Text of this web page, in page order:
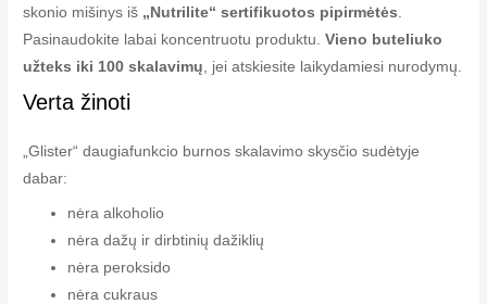
skonio mišinys iš „Nutrilite“ sertifikuotos pipirmėtės
Pasinaudokite labai koncentruotu produktu.Vieno buteliuko
užteks iki 100 skalavimų , jei atskiesite laikydamiesi nurodymų.
Verta žinoti
„Glister“ daugiafunkcio burnos skalavimo skysčio sudėtyje
dabar:
nėra alkoholio
nėra dažų ir dirbtinių dažiklių
nėra peroksido
nėra cukraus